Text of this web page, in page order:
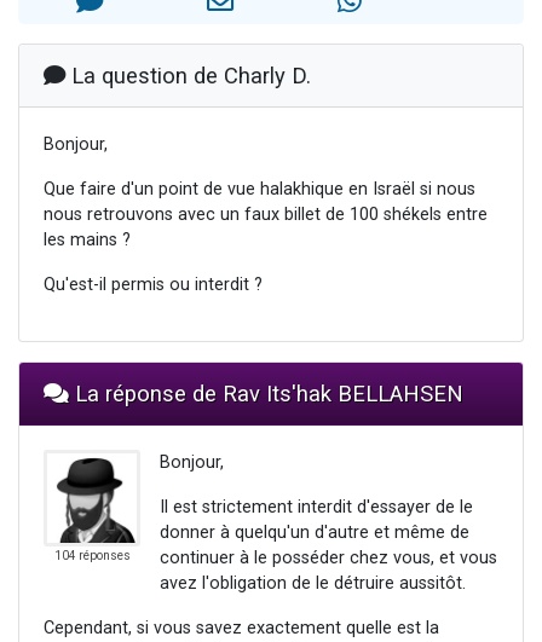
Il reste 49 places pour étudier en groupe sur Zoom
La question de Charly D.
Bonjour,
Que faire d'un point de vue halakhique en Israël si nous
nous retrouvons avec un faux billet de 100 shékels entre
les mains ?
Qu'est-il permis ou interdit ?
La réponse de Rav Its'hak BELLAHSEN
104 réponses
Bonjour,
Il est strictement interdit d'essayer de le
donner à quelqu'un d'autre et même de
continuer à le posséder chez vous, et vous
avez l'obligation de le détruire aussitôt.
Cependant, si vous savez exactement quelle est la